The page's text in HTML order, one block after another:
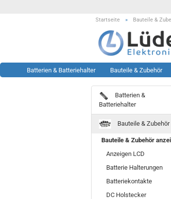
Startseite » Bauteile &
Batterien & Batteriehalter Bauteile & Zubehör
Rest- &
Sonderposten
Sonderposten
Sonderposten
Sonderposten
Batterien &
Batteriehalter
Bauteile & Zubehör
Bauteile & Zubehör
Anzeigen LCD
Batterie Halterungen
Batteriekontakte
DC Holstecker